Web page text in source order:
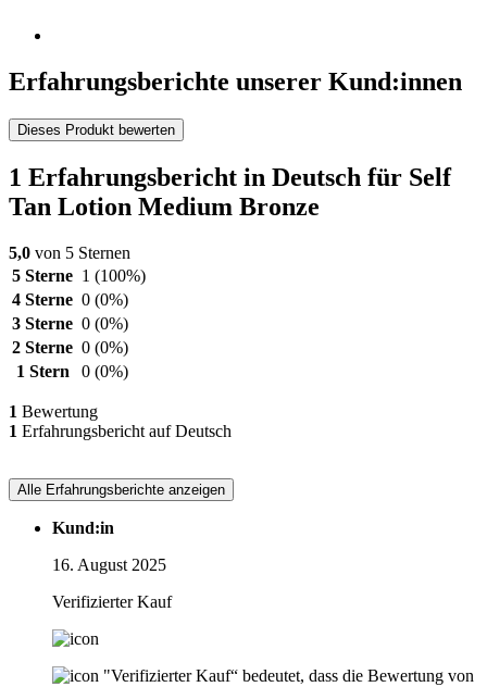
Erfahrungsberichte unserer Kund:innen
Dieses Produkt bewerten
1 Erfahrungsbericht in Deutsch für Self
Tan Lotion Medium Bronze
5,0 von 5 Sternen
5 Sterne 1 (100%)
4 Sterne 0 (0%)
3 Sterne 0 (0%)
2 Sterne 0 (0%)
1 Stern
0 (0%)
1 Bewertung
1 Erfahrungsbericht auf Deutsch
Alle Erfahrungsberichte anzeigen
Kund:in
16. August 2025
Verifizierter Kauf
"Verifizierter Kauf“ bedeutet, dass die Bewertung von